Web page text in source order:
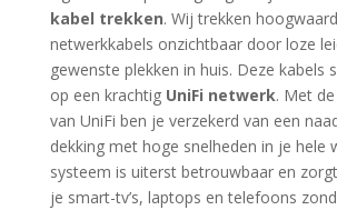
kabel trekken. Wij trekken
netwerkkabels onzichtbaar door loze
gewenste plekken in huis. Deze kabels
op een krachtig UniFi netwerk. Met
van UniFi ben je verzekerd van een
dekking met hoge snelheden in je hele
systeem is uiterst betrouwbaar en
je smart-tv’s, laptops en telefoons